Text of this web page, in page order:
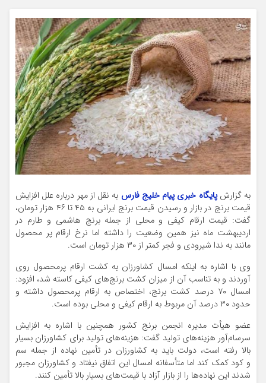
به گزارشپایگاه خبری پیام خلیج فارس به نقل از مهر درباره علل افزایش
قیمت برنج در بازار و رسیدن قیمت برنج ایرانی به ۴۵ تا ۴۶ هزار تومان،
گفت: قیمت ارقام کیفی و محلی از جمله برنج هاشمی و طارم در
اردیبهشت ماه نیز همین وضعیت را داشته اما نرخ ارقام پر محصول
مانند به ندا شیرودی و فجر کمتر از ۳۰ هزار تومان است.
وی با اشاره به اینکه امسال کشاورزان به کشت ارقام پرمحصول روی
آوردند و به تناسب آن از میزان کشت برنج‌های کیفی کاسته شد، افزود:
امسال ٧٠ درصد کشت برنج، اختصاص به ارقام پرمحصول داشته و
حدود ٣٠ درصد آن مربوط به ارقام کیفی و محلی بوده است.
عضو هیأت مدیره انجمن برنج کشور همچنین با اشاره به افزایش
سرسام‌آور هزینه‌های تولید گفت: هزینه‌های تولید برای کشاورزان بسیار
بالا رفته است، دولت باید به کشاورزان در تأمین نهاده از جمله سم
و کود کمک کند اما متأسفانه امسال این اتفاق نیفتاد و کشاورزان مجبور
شدند این نهاده‌ها را از بازار آزاد با قیمت‌های بسیار بالا تأمین کنند.